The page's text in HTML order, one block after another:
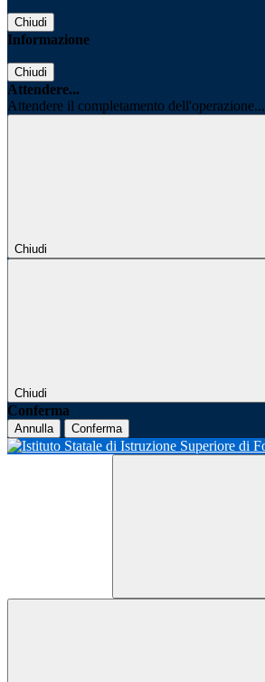
Chiudi
Informazione
Chiudi
Attendere...
Attendere il completamento dell'operazione...
Chiudi
Chiudi
Conferma
Annulla Conferma